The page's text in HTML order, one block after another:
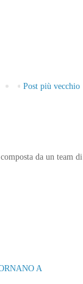
Post più vecchio
da un team di
A